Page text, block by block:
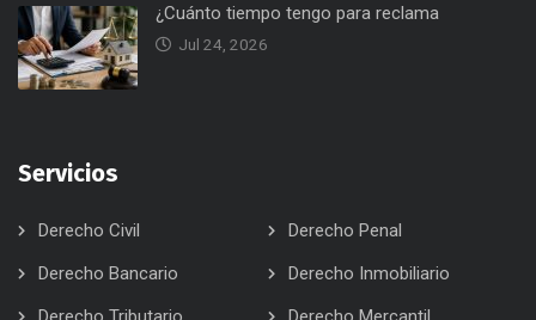
¿Cuánto tiempo tengo para reclama
Jul 24, 2026
Servicios
Derecho Civil
Derecho Penal
Derecho Bancario
Derecho Inmobiliario